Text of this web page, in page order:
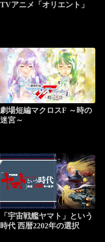
TVアニメ「オリエント」
劇場短編マクロスF ～時の
迷宮～
「宇宙戦艦ヤマト」という
時代 西暦2202年の選択